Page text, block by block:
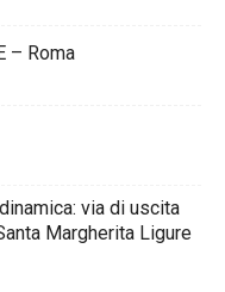
– Roma
via di uscita
Margherita Ligure